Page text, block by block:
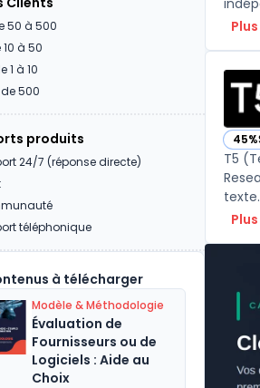
50 à 500
10 à 50
1 à 10
de 500
produits
24/7 (réponse directe)
téléphonique
à télécharger
Modèle & Méthodologie
Évaluation de
Fournisseurs ou de
Logiciels : Aide au
Choix
45%
—
T5